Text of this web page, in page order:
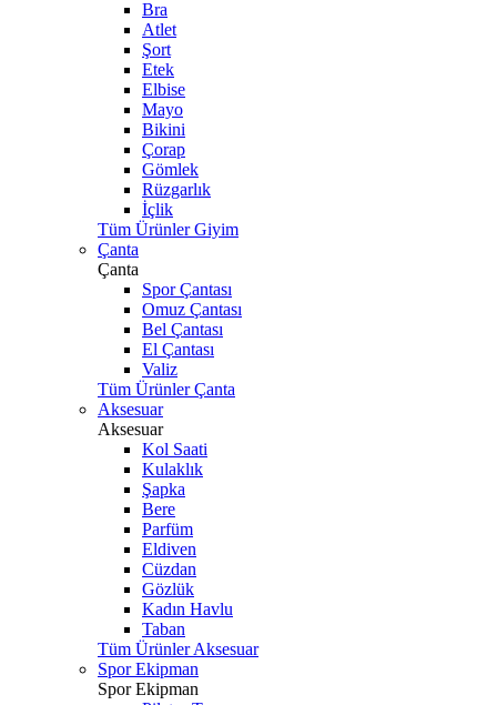
Bra
Atlet
Şort
Etek
Elbise
Mayo
Bikini
Çorap
Gömlek
Rüzgarlık
İçlik
Tüm Ürünler Giyim
Çanta
Çanta
Spor Çantası
Omuz Çantası
Bel Çantası
El Çantası
Valiz
Tüm Ürünler Çanta
Aksesuar
Aksesuar
Kol Saati
Kulaklık
Şapka
Bere
Parfüm
Eldiven
Cüzdan
Gözlük
Kadın Havlu
Taban
Tüm Ürünler Aksesuar
Spor Ekipman
Spor Ekipman